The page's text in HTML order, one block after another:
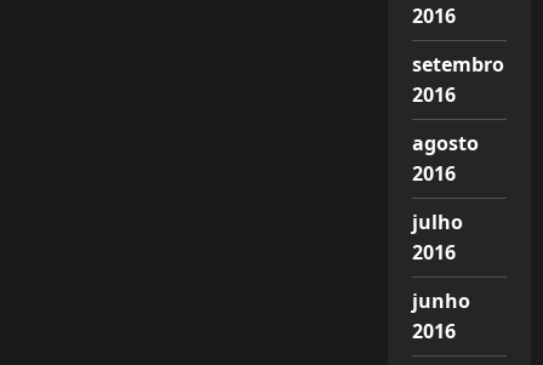
2016
setembro
2016
agosto
2016
julho
2016
junho
2016